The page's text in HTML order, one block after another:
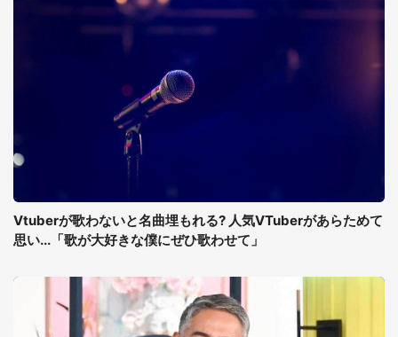
Vtuberが歌わないと名曲埋もれる? 人気VTuberがあらためて
思い...「歌が大好きな僕にぜひ歌わせて」